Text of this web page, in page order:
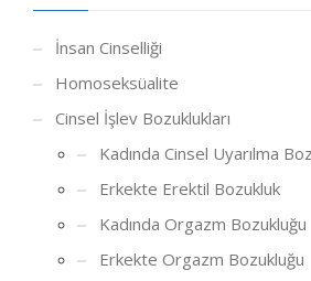
İnsan Cinselliği
Homoseksüalite
Cinsel İşlev Bozuklukları
Kadında Cinsel Uyarılma
Erkekte Erektil Bozukluk
Kadında Orgazm Bozukluğu
Erkekte Orgazm Bozukluğu